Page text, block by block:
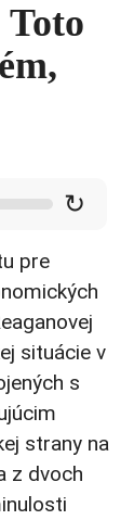
↻
pre
situácie v
s
strany na
z dvoch